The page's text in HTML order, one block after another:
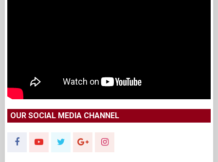
OUR SOCIAL MEDIA CHANNEL